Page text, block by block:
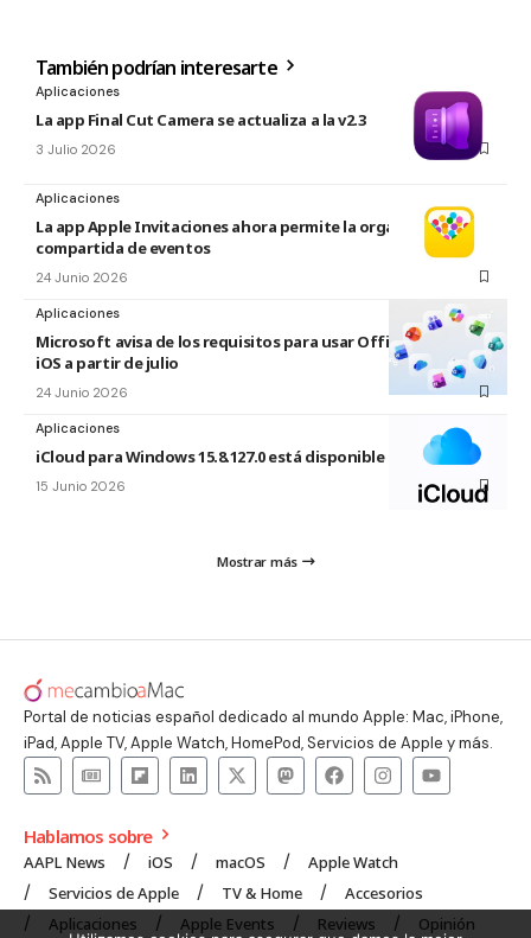
También podrían interesarte
Aplicaciones
La app Final Cut Camera se actualiza a la v2.3
3 Julio 2026
Aplicaciones
La app Apple Invitaciones ahora permite la organización
compartida de eventos
24 Junio 2026
Aplicaciones
Microsoft avisa de los requisitos para usar Office en macOS y
iOS a partir de julio
24 Junio 2026
Aplicaciones
iCloud para Windows 15.8.127.0 está disponible
15 Junio 2026
Mostrar más
Portal de noticias español dedicado al mundo Apple: Mac, iPhone,
iPad, Apple TV, Apple Watch, HomePod, Servicios de Apple y más.
Hablamos sobre
AAPL News iOS macOS
Apple Watch
Servicios de Apple
TV & Home
Accesorios
Aplicaciones
Apple Events Reviews Opinión